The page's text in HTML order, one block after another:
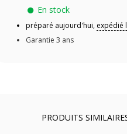
En stock
préparé aujourd'hui, expédié
Garantie 3 ans
PRODUITS